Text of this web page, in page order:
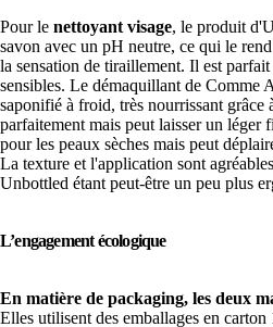
Pour le nettoyant visage, le produit
savon avec un pH neutre, ce qui le
la sensation de tiraillement. Il est
sensibles. Le démaquillant de Comme
saponifié à froid, très nourrissant grâce
parfaitement mais peut laisser un léger
pour les peaux sèches mais peut
La texture et l'application sont
Unbottled étant peut-être un peu plus
L’engagement écologique
En matière de packaging, les deux
Elles utilisent des emballages en